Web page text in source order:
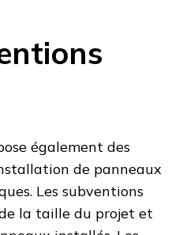
également des
de panneaux
Les subventions
la taille du projet et